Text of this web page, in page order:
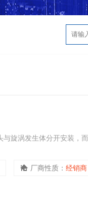
旋涡发生体分开安装，
厂商性质： 经销商